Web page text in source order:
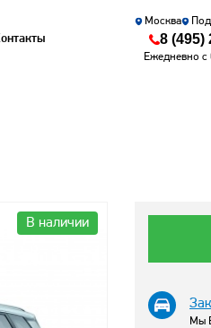
Москва
8 (495)
Ежедневно
В наличии
Мы